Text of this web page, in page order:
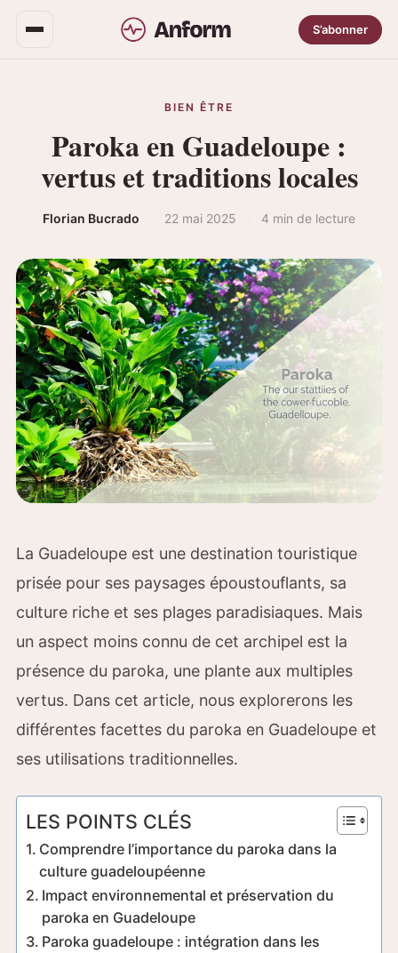
S’abonner
BIEN ÊTRE
Paroka en Guadeloupe :
vertus et traditions locales
Florian Bucrado 22 mai 2025 4 min de lecture
La Guadeloupe est une destination touristique
prisée pour ses paysages époustouflants, sa
culture riche et ses plages paradisiaques. Mais
un aspect moins connu de cet archipel est la
présence du paroka, une plante aux multiples
vertus. Dans cet article, nous explorerons les
différentes facettes du paroka en Guadeloupe et
ses utilisations traditionnelles.
LES POINTS CLÉS
Comprendre l’importance du paroka dans la
culture guadeloupéenne
Impact environnemental et préservation du
paroka en Guadeloupe
Paroka guadeloupe : intégration dans les